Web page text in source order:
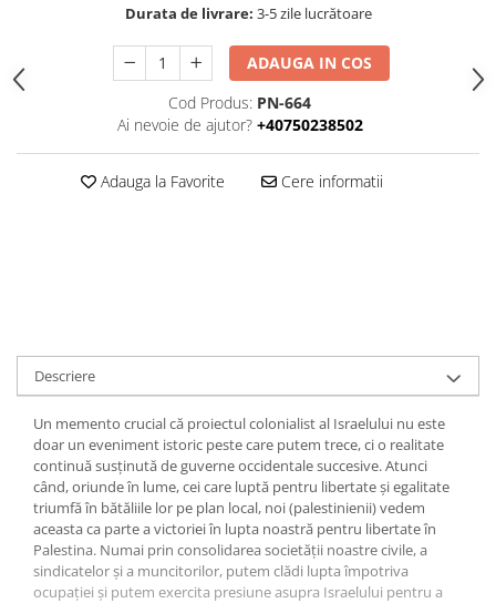
Durata de livrare: 3-5 zile lucrătoare
ADAUGA IN COS
Cod Produs: PN-664
Ai nevoie de ajutor? +40750238502
Adauga la Favorite Cere informatii
Descriere
Un memento crucial că proiectul colonialist al Israelului nu este
doar un eveniment istoric peste care putem trece, ci o realitate
continuă susținută de guverne occidentale succesive. Atunci
când, oriunde în lume, cei care luptă pentru libertate și egalitate
triumfă în bătăliile lor pe plan local, noi (palestinienii) vedem
aceasta ca parte a victoriei în lupta noastră pentru libertate în
Palestina. Numai prin consolidarea societății noastre civile, a
sindicatelor și a muncitorilor, putem clădi lupta împotriva
ocupației și putem exercita presiune asupra Israelului pentru a